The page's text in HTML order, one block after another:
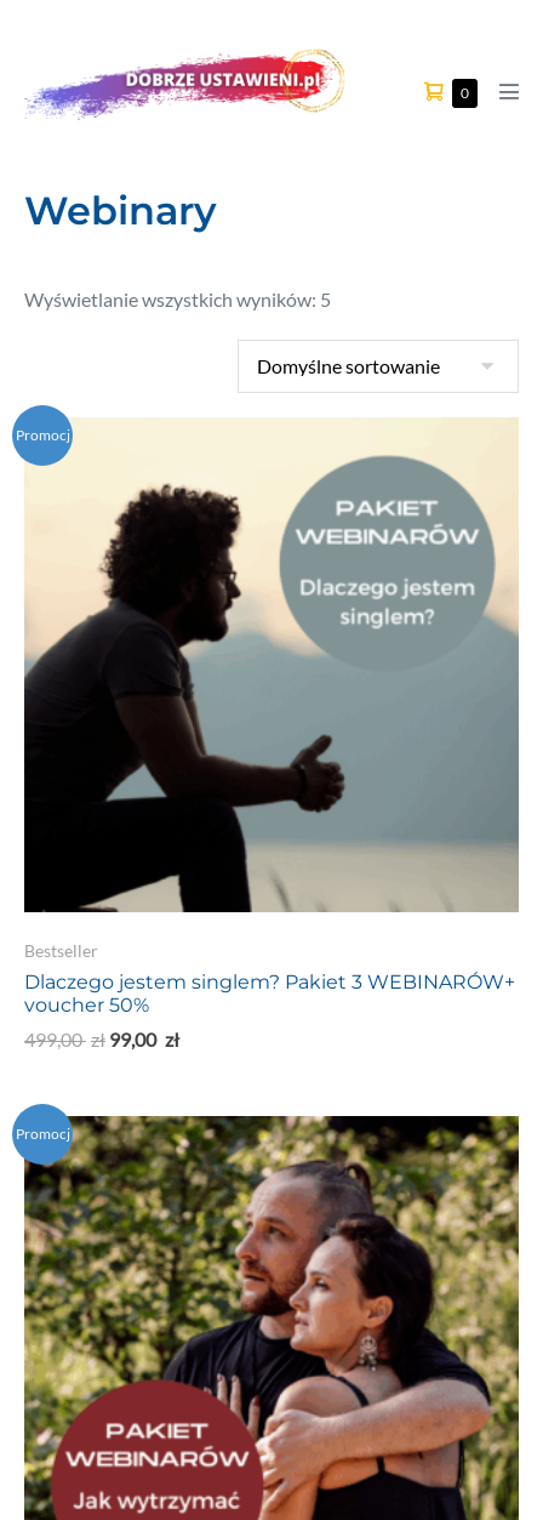
0
Webinary
Wyświetlanie wszystkich wyników: 5
Promocj
Bestseller
Dlaczego jestem singlem? Pakiet 3 WEBINARÓW+
voucher 50%
499,00 zł 99,00 zł
Promocj
a!